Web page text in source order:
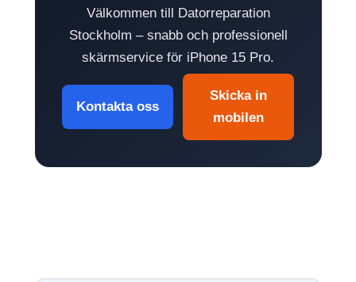
Välkommen till Datorreparation
Stockholm – snabb och professionell
skärmservice för iPhone 15 Pro.
Kontakta oss
Skicka in
mobilen